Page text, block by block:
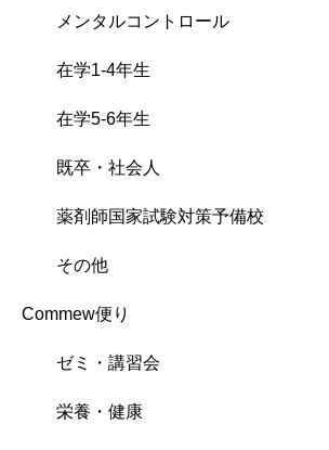
メンタルコントロール
在学1-4年生
在学5-6年生
既卒・社会人
薬剤師国家試験対策予備校
その他
Commew便り
ゼミ・講習会
栄養・健康